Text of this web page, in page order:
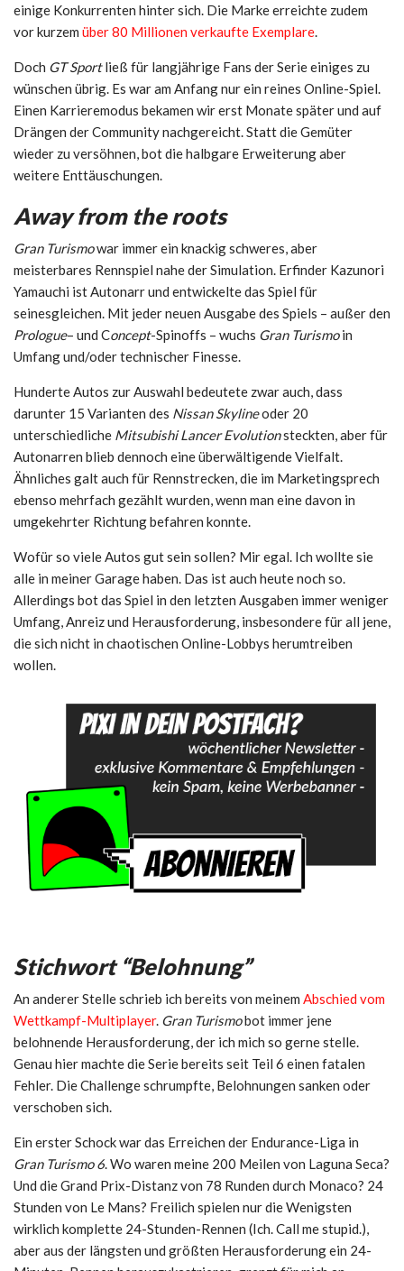
einige Konkurrenten hinter sich. Die Marke erreichte zudem
vor kurzem über 80 Millionen verkaufte Exemplare
Doch GT Sportließ für langjährige Fans der Serie einiges zu
wünschen übrig. Es war am Anfang nur ein reines Online-Spiel.
Einen Karrieremodus bekamen wir erst Monate später und auf
Drängen der Community nachgereicht. Statt die Gemüter
wieder zu versöhnen, bot die halbgare Erweiterung aber
weitere Enttäuschungen.
Away from the roots
Gran Turismowar immer ein knackig schweres, aber
meisterbares Rennspiel nahe der Simulation. Erfinder Kazunori
Yamauchi ist Autonarr und entwickelte das Spiel für
seinesgleichen. Mit jeder neuen Ausgabe des Spiels – außer den
Prologue– und Concept-Spinoffs – wuchs Gran Turismoin
Umfang und/oder technischer Finesse.
Hunderte Autos zur Auswahl bedeutete zwar auch, dass
darunter 15 Varianten des Nissan Skylineoder 20
unterschiedliche Mitsubishi Lancer Evolutionsteckten, aber für
Autonarren blieb dennoch eine überwältigende Vielfalt.
Ähnliches galt auch für Rennstrecken, die im Marketingsprech
ebenso mehrfach gezählt wurden, wenn man eine davon in
umgekehrter Richtung befahren konnte.
Wofür so viele Autos gut sein sollen? Mir egal. Ich wollte sie
alle in meiner Garage haben. Das ist auch heute noch so.
Allerdings bot das Spiel in den letzten Ausgaben immer weniger
Umfang, Anreiz und Herausforderung, insbesondere für all jene,
die sich nicht in chaotischen Online-Lobbys herumtreiben
wollen.
Stichwort “Belohnung”
An anderer Stelle schrieb ich bereits von meinem Abschied vom
Wettkampf-Multiplayer. Gran Turismobot immer jene
belohnende Herausforderung, der ich mich so gerne stelle.
Genau hier machte die Serie bereits seit Teil 6 einen fatalen
Fehler. Die Challenge schrumpfte, Belohnungen sanken oder
verschoben sich.
Ein erster Schock war das Erreichen der Endurance-Liga in
Gran Turismo 6. Wo waren meine 200 Meilen von Laguna Seca?
Und die Grand Prix-Distanz von 78 Runden durch Monaco? 24
Stunden von Le Mans? Freilich spielen nur die Wenigsten
wirklich komplette 24-Stunden-Rennen (Ich. Call me stupid.),
aber aus der längsten und größten Herausforderung ein 24-